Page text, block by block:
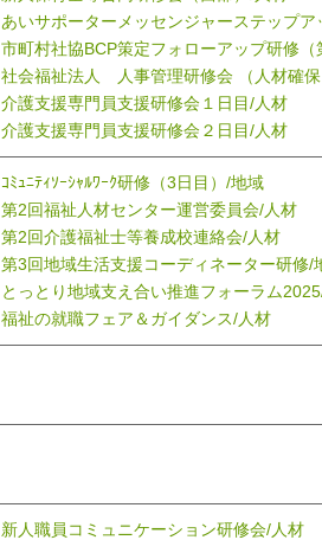
あいサポーターメッセンジャーステップア
市町村社協BCP策定フォローアップ研修（
社会福祉法人 人事管理研修会 （人材確
介護支援専門員支援研修会１日目/人材
介護支援専門員支援研修会２日目/人材
ｺﾐｭﾆﾃｨｿｰｼｬﾙﾜｰｸ研修（3日目）/地域
第2回福祉人材センター運営委員会/人材
第2回介護福祉士等養成校連絡会/人材
第3回地域生活支援コーディネーター研修/
とっとり地域支え合い推進フォーラム
福祉の就職フェア＆ガイダンス/人材
新人職員コミュニケーション研修会/人材